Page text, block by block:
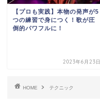
【プロも実践】本物の発声が5
つの練習で身につく！歌が圧
倒的パワフルに！
2023年6月23日
HOME テクニック